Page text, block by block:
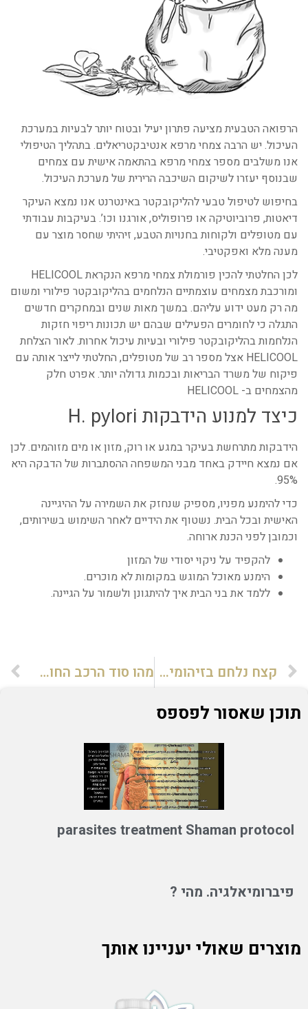
הרפואה הטבעית מציעה פתרון יעיל ובטוח יותר לבעיות במערכת
העיכול. יש הרבה צמחי מרפא אנטיבקטריאלים. בתהליך הטיפולי
אנו משלבים מספר צמחי מרפא בהתאמה אישית עם צמחים
שבנוסף יעזרו לשיקום השיכבה הרירית של מערכת העיכול.
בחיפוש לטיפול טבעי להליקובקטר באינטרנט אנו נמצא העיקר
דיאטות, פרוביוטיקה או פרופוליס, אורגנו וכו’. בעיקבות עבודתי
עם מטופלים ולקוחות בחנויות הטבע, זיהיתי שחסר מוצר עם
מענה מלא ואפקטיבי.
לכן החלטתי להכין פורמולת צמחי מרפא הנקראת HELICOOL
ומורכבת מצמחים עוצמתיים הנלחמים בהליקובקטר פילורי ומשום
מה רק מעט ידוע עליהם. במשך מאות שנים ובמחקרים חדשים
התגלה כי לחומרים הפעילים שבהם יש תכונות ריפוי חזקות
הנלחמות בהליקובקטר פילורי ובעיות עיכול אחרות. לאור הצלחת
HELICOOL אצל מספר רב של מטופלים, החלטתי לייצר אותה עם
פיקוח של משרד הבריאות ובכמות גדולה יותר. אפרט חלק
מהצמחים ב- HELICOOL
כיצד למנוע הידבקות H. pуlori
הידבקות מתרחשת בעיקר במגע או רוק, מזון או מים מזוהמים. לכן
אם נמצא חיידק באחד מבני המשפחה ההסתברות של הדבקה היא
95%.
כדי להימנע מפניו, מספיק שנחזק את השמירה על ההיגיינה
האישית ובכל הבית. נשטוף את הידיים לאחר השימוש בשירותים,
וכמובן לפני הכנת ארוחה.
להקפיד על ניקוי יסודי של המזון
הימנע מאוכל המוגש במקומות לא מוכרים.
ללמד את בני הבית איך להיתגונן ולשמור על הגיינה.
קצח נלחם בזיהומים ומשפר את ייצור האינסולין מהו סוד הרכב החומרים בקצח
תוכן שאסור לפספס
parasites treatment Shaman protocol
פיברומיאלגיה. מהי ?
מוצרים שאולי יעניינו אותך